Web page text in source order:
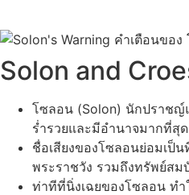
Solon and
โซลอน (Solon) นักปราชญ์
ร่ำรวยและมีอำนาจมากที่สุ
ชื่อเสียงของโซลอนย่อมเป็
พระราชวัง รวมถึงทรัพย์สม
ท่าทีที่นิ่งเฉยของโซลอน ท